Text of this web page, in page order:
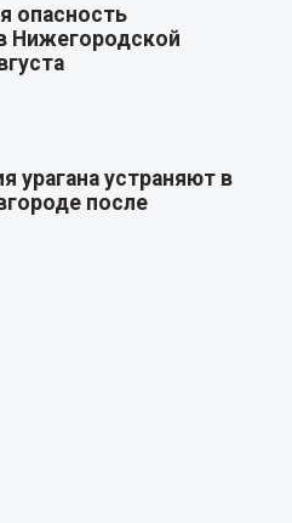
опасность
Нижегородской
урагана устраняют в
после